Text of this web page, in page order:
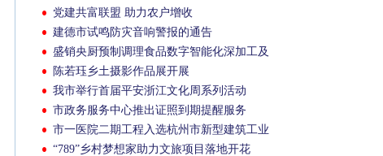
成投运
党建共富联盟 助力农户增收
建德市试鸣防灾音响警报的通告
盛销央厨预制调理食品数字智能化深加工及
冷热链物流配送基地建设项目主体结顶
陈若珏乡土摄影作品展开展
我市举行首届平安浙江文化周系列活动
市政务服务中心推出证照到期提醒服务
市一医院二期工程入选杭州市新型建筑工业
化示范项目
“789”乡村梦想家助力文旅项目落地开花